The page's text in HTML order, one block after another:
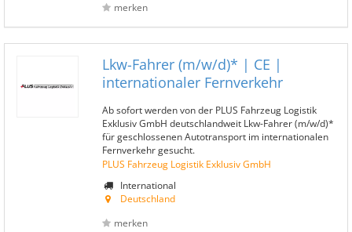
merken
Lkw-Fahrer (m/w/d)* | CE |
internationaler Fernverkehr
Ab sofort werden von der PLUS Fahrzeug Logistik
Exklusiv GmbH deutschlandweit Lkw-Fahrer (m/w/d)*
für geschlossenen Autotransport im internationalen
Fernverkehr gesucht.
PLUS Fahrzeug Logistik Exklusiv GmbH
International
Deutschland
merken